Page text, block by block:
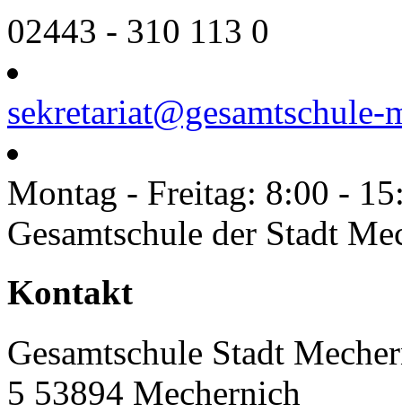
02443 - 310 113 0
sekretariat@gesamtschule-
Montag - Freitag: 8:00 -
Gesamtschule der Stadt
Toggle
Sliding
Kontakt
Gesamtschule Stadt
5 53894 Mechernich